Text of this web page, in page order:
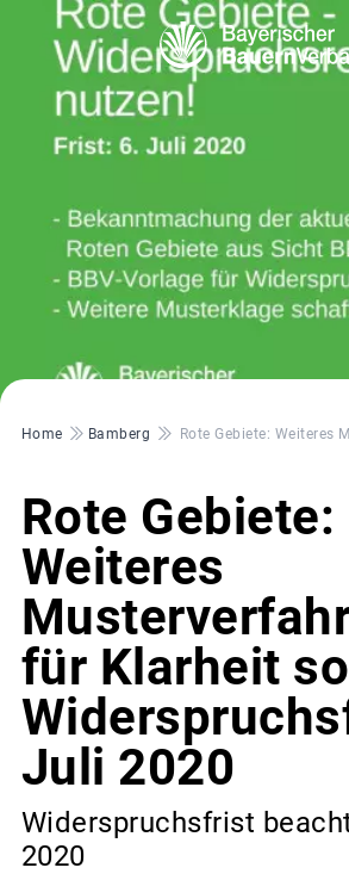
Pfadnavigation
Home Bamberg Rote Gebiete:
Rote Gebiete:
Weiteres
für Klarheit
Juli 2020
Widerspruchsfrist
2020